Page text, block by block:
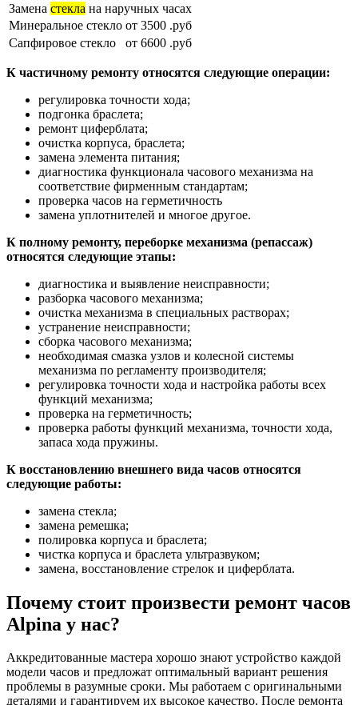
Замена стекла на наручных часах
Минеральное стекло от 3500 .руб
Сапфировое стекло
от 6600 .руб
К частичному ремонту относятся следующие операции:
регулировка точности хода;
подгонка браслета;
ремонт циферблата;
очистка корпуса, браслета;
замена элемента питания;
диагностика функционала часового механизма на
соответствие фирменным стандартам;
проверка часов на герметичность
замена уплотнителей и многое другое.
К полному ремонту, переборке механизма (репассаж)
относятся следующие этапы:
диагностика и выявление неисправности;
разборка часового механизма;
очистка механизма в специальных растворах;
устранение неисправности;
сборка часового механизма;
необходимая смазка узлов и колесной системы
механизма по регламенту производителя;
регулировка точности хода и настройка работы всех
функций механизма;
проверка на герметичность;
проверка работы функций механизма, точности хода,
запаса хода пружины.
К восстановлению внешнего вида часов относятся
следующие работы:
замена стекла;
замена ремешка;
полировка корпуса и браслета;
чистка корпуса и браслета ультразвуком;
замена, восстановление стрелок и циферблата.
Почему стоит произвести ремонт часов
Alpina у нас?
Аккредитованные мастера хорошо знают устройство каждой
модели часов и предложат оптимальный вариант решения
проблемы в разумные сроки. Мы работаем с оригинальными
деталями и гарантируем их высокое качество. После ремонта